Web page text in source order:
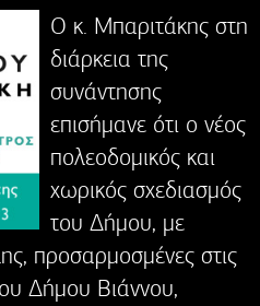
Ο κ. Μπαριτάκης στη
διάρκεια της
συνάντησης
επισήμανε ότι o νέος
πολεοδομικός και
χωρικός σχεδιασμός
του Δήμου, με
προσαρμοσμένες στις
Δήμου Βιάννου,